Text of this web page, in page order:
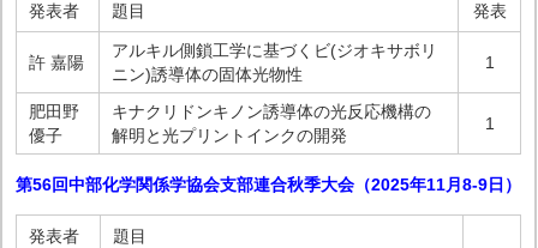
発表者 題目 発表
許 嘉陽
アルキル側鎖工学に基づくビ(ジオキサボリ
ニン)誘導体の固体光物性
1
肥田野
優子
キナクリドンキノン誘導体の光反応機構の
解明と光プリントインクの開発
1
第56回中部化学関係学協会支部連合秋季大会（2025年11月8-9日）
発表者 題目